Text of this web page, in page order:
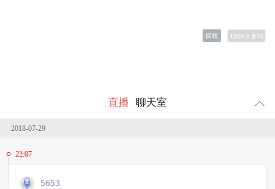
回顾 43880 人参与
直播 聊天室
2018-07-29
22:07
5653